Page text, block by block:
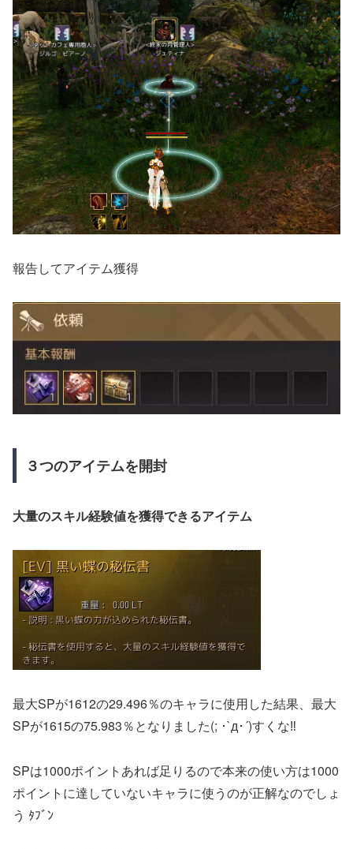
報告してアイテム獲得
３つのアイテムを開封
大量のスキル経験値を獲得できるアイテム
最大SPが1612の29.496％のキャラに使用した結果、最大
SPが1615の75.983％となりました(; ･`д･´)すくな‼
SPは1000ポイントあれば足りるので本来の使い方は1000
ポイントに達していないキャラに使うのが正解なのでしょ
う ﾀﾌﾞﾝ